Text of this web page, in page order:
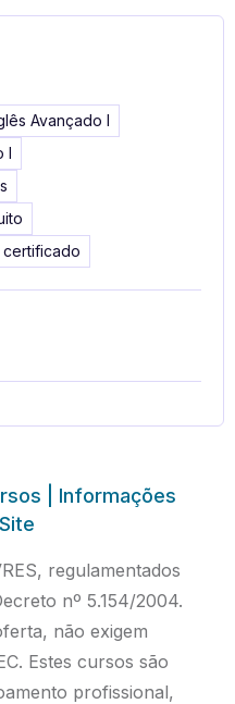
| Informações
regulamentados
nº 5.154/2004.
não exigem
Estes cursos são
profissional,
Avançado I
I
certificado